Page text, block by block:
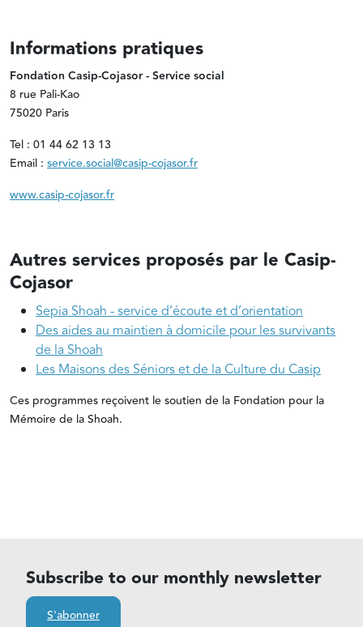
Informations pratiques
Fondation Casip-Cojasor - Service social
8 rue Pali-Kao
75020 Paris
Tel : 01 44 62 13 13
Email : service.social@casip-cojasor.fr
www.casip-cojasor.fr
Autres services proposés par le Casip-
Cojasor
Sepia Shoah - service d’écoute et d’orientation
Des aides au maintien à domicile pour les survivants
de la Shoah
Les Maisons des Séniors et de la Culture du Casip
Ces programmes reçoivent le soutien de la Fondation pour la
Mémoire de la Shoah.
Subscribe to our monthly newsletter
S'abonner